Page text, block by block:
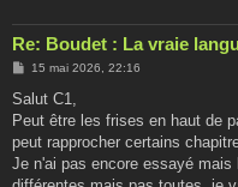
Re: Boudet : La vraie
M
s
a
g
15 mai 2026, 22:16
Salut C1,
Peut être les frises en haut de
peut rapprocher certains
Je n'ai pas encore essayé